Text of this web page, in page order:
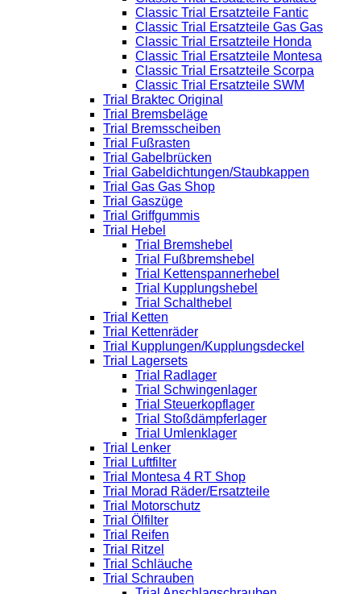
Classic Trial Ersatzteile Fantic
Classic Trial Ersatzteile Gas Gas
Classic Trial Ersatzteile Honda
Classic Trial Ersatzteile Montesa
Classic Trial Ersatzteile Scorpa
Classic Trial Ersatzteile SWM
Trial Braktec Original
Trial Bremsbeläge
Trial Bremsscheiben
Trial Fußrasten
Trial Gabelbrücken
Trial Gabeldichtungen/Staubkappen
Trial Gas Gas Shop
Trial Gaszüge
Trial Griffgummis
Trial Hebel
Trial Bremshebel
Trial Fußbremshebel
Trial Kettenspannerhebel
Trial Kupplungshebel
Trial Schalthebel
Trial Ketten
Trial Kettenräder
Trial Kupplungen/Kupplungsdeckel
Trial Lagersets
Trial Radlager
Trial Schwingenlager
Trial Steuerkopflager
Trial Stoßdämpferlager
Trial Umlenklager
Trial Lenker
Trial Luftfilter
Trial Montesa 4 RT Shop
Trial Morad Räder/Ersatzteile
Trial Motorschutz
Trial Ölfilter
Trial Reifen
Trial Ritzel
Trial Schläuche
Trial Schrauben